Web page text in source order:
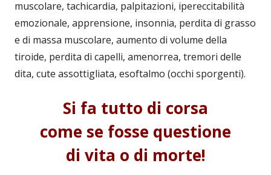
muscolare, tachicardia, palpitazioni, ipereccitabilità
emozionale, apprensione, insonnia, perdita di grasso
e di massa muscolare, aumento di volume della
tiroide, perdita di capelli, amenorrea, tremori delle
dita, cute assottigliata, esoftalmo (occhi sporgenti).
Si fa tutto di corsa
come se fosse questione
di vita o di morte!